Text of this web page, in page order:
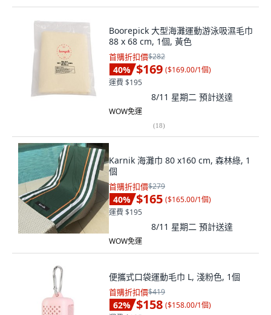
Boorepick 大型海灘運動游泳吸濕毛巾
88 x 68 cm, 1個, 黃色
首購折扣價$282
40% $169 ($169.00/1個)
運費 $195
8/11 星期二 預計送達
WOW免運
(18)
Karnik 海灘巾 80 x160 cm, 森林綠, 1
個
首購折扣價$279
40% $165 ($165.00/1個)
運費 $195
8/11 星期二 預計送達
WOW免運
便攜式口袋運動毛巾 L, 淺粉色, 1個
首購折扣價$419
62% $158 ($158.00/1個)